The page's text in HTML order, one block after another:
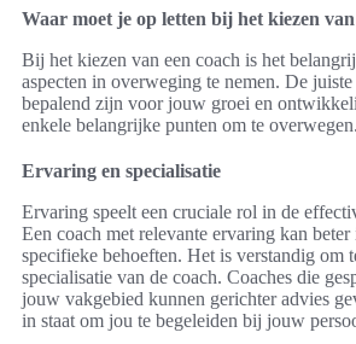
Waar moet je op letten bij het kiezen van
Bij het kiezen van een coach is het
aspecten in overweging te nemen. De
bepalend zijn voor jouw groei en
enkele belangrijke punten om te overwegen.
Ervaring en specialisatie
Ervaring speelt een cruciale rol in de
Een coach met relevante ervaring kan
specifieke behoeften. Het is verstandig om
specialisatie van de coach. Coaches die
jouw vakgebied kunnen gerichter advies
in staat om jou te begeleiden bij jouw